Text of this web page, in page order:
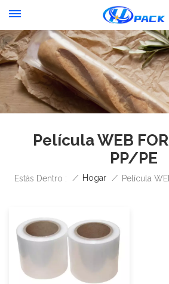
Película WEB
PP/PE
Estás Dentro : / Hogar / Película